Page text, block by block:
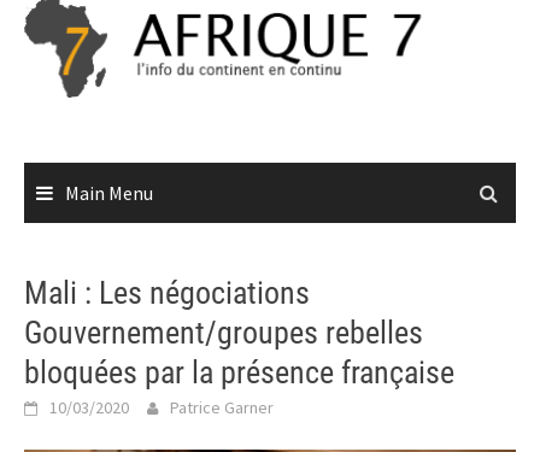
Skip
content
Main Menu
Mali : Les négociations
Gouvernement/groupes rebelles
bloquées par la présence française
10/03/2020 Patrice Garner